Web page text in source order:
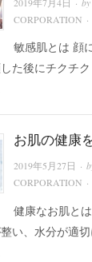
2019年7月4日
CORPORATION
敏感肌とは 顔
た後にチクチ
お肌の健康
2019年5月27日 ·
CORPORATION
健康なお肌と
い、水分が適